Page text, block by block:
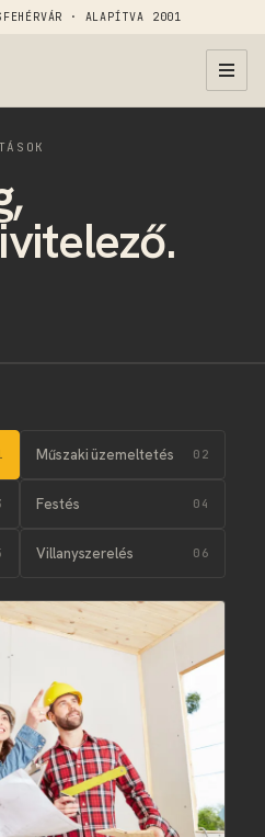
· ALAPÍTVA 2001
Műszaki üzemeltetés
Festés
Villanyszerelés